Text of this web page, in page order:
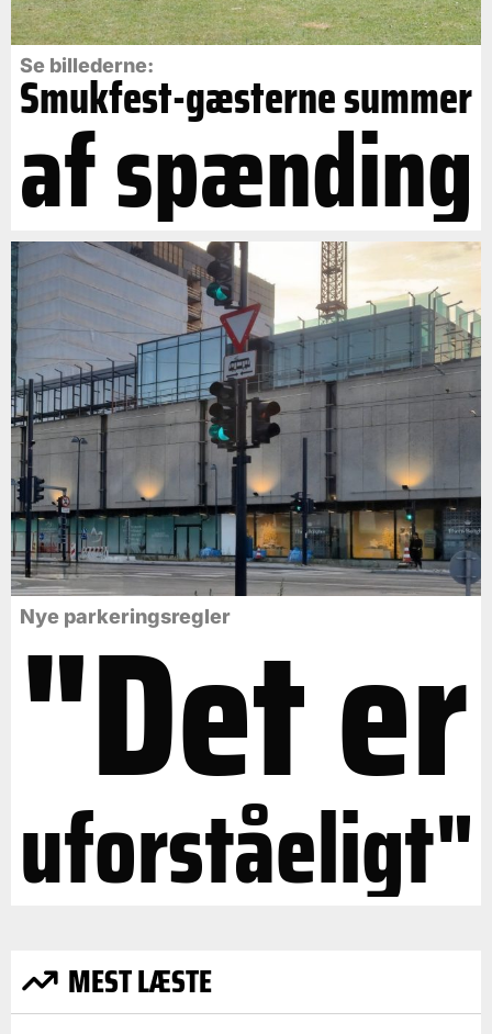
Se billederne:
Smukfest-gæsterne summer
af spænding
Nye parkeringsregler
"Det er
uforståeligt"
MEST LÆSTE